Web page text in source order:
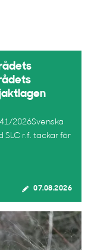
2026Svenska
r.f. tackar för
07.08.2026